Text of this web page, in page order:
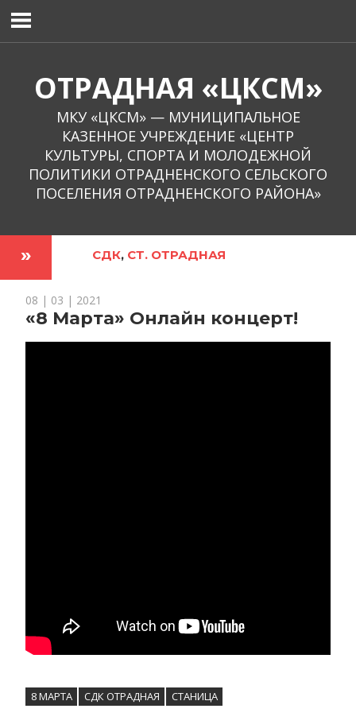
содержимому
ОТРАДНАЯ «ЦКСМ»
МКУ «ЦКСМ» — МУНИЦИПАЛЬНОЕ
КАЗЕННОЕ УЧРЕЖДЕНИЕ «ЦЕНТР
КУЛЬТУРЫ, СПОРТА И МОЛОДЕЖНОЙ
ПОЛИТИКИ ОТРАДНЕНСКОГО СЕЛЬСКОГО
ПОСЕЛЕНИЯ ОТРАДНЕНСКОГО РАЙОНА»
СДК, СТ. ОТРАДНАЯ
08 | 03 | 2021
«8 Марта» Онлайн концерт!
8 МАРТА СДК ОТРАДНАЯ СТАНИЦА